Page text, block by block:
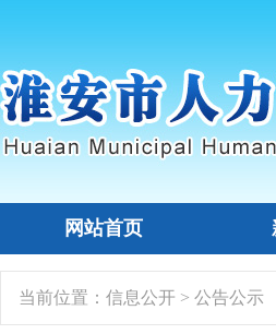
网站首页
当前位置： 信息公开 > 公告公示